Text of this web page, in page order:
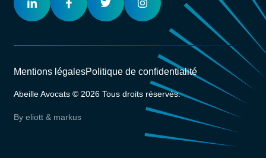
Mentions légalesPolitique de confidentialité
Abeille Avocats © 2026 Tous droits réservés.
By eliott & markus